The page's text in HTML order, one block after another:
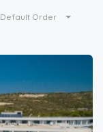
Default Order